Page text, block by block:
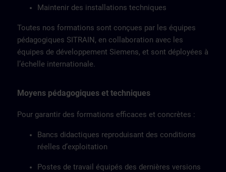
Maintenir des installations techniques
Toutes nos formations sont conçues par les équipes
pédagogiques SITRAIN, en collaboration avec les
équipes de développement Siemens, et sont déployées à
l’échelle internationale.
Moyens pédagogiques et techniques
Pour garantir des formations efficaces et concrètes :
Bancs didactiques reproduisant des conditions
réelles d’exploitation
Postes de travail équipés des dernières versions